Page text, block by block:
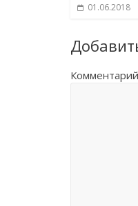
01.06.2018